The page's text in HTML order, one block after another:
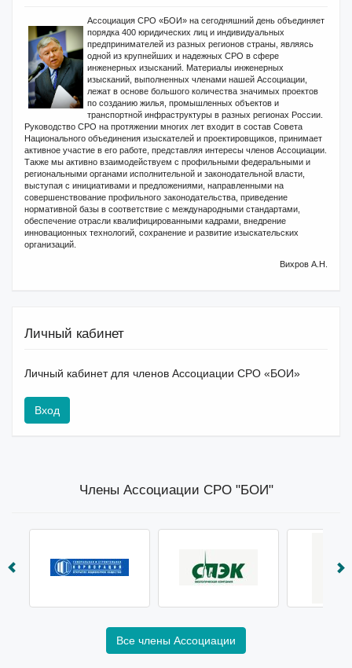
Ассоциация СРО «БОИ» на сегодняшний день объединяет
порядка 400 юридических лиц и индивидуальных
предпринимателей из разных регионов страны, являясь
одной из крупнейших и надежных СРО в сфере
инженерных изысканий. Материалы инженерных
изысканий, выполненных членами нашей Ассоциации,
лежат в основе большого количества значимых проектов
по созданию жилья, промышленных объектов и
транспортной инфраструктуры в разных регионах России.
Руководство СРО на протяжении многих лет входит в состав Совета
Национального объединения изыскателей и проектировщиков, принимает
активное участие в его работе, представляя интересы членов Ассоциации.
Также мы активно взаимодействуем с профильными федеральными и
региональными органами исполнительной и законодательной власти,
выступая с инициативами и предложениями, направленными на
совершенствование профильного законодательства, приведение
нормативной базы в соответствие с международными стандартами,
обеспечение отрасли квалифицированными кадрами, внедрение
инновационных технологий, сохранение и развитие изыскательских
организаций.
Вихров А.Н.
Личный кабинет
Личный кабинет для членов Ассоциации СРО «БОИ»
Вход
Члены Ассоциации СРО "БОИ"
Все члены Ассоциации